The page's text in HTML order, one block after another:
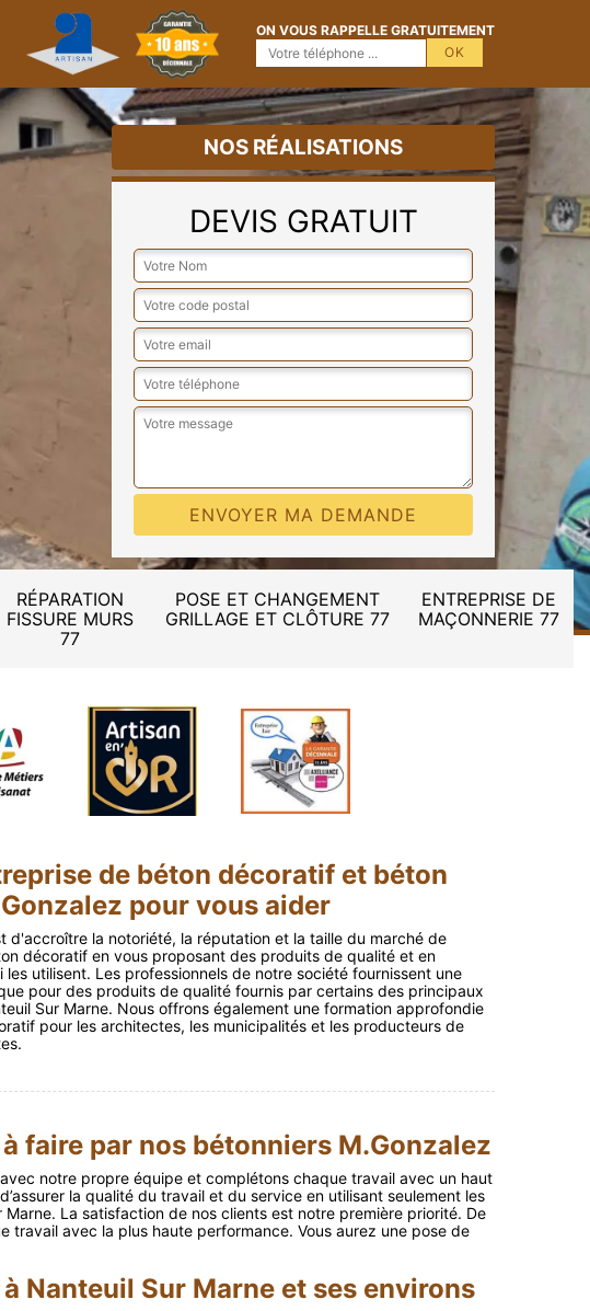
ON VOUS RAPPELLE GRATUITEMENT
NOS RÉALISATIONS
DEVIS GRATUIT
RÉPARATION
FISSURE MURS
77
POSE ET CHANGEMENT
GRILLAGE ET CLÔTURE 77
ENTREPRISE DE
MAÇONNERIE 77
de béton décoratif et béton
pour vous aider
d'accroître la notoriété, la réputation et la taille du marché de
décoratif en vous proposant des produits de qualité et en
utilisent. Les professionnels de notre société fournissent une
pour des produits de qualité fournis par certains des principaux
Sur Marne. Nous offrons également une formation approfondie
pour les architectes, les municipalités et les producteurs de
faire par nos bétonniers M.Gonzalez
notre propre équipe et complétons chaque travail avec un haut
la qualité du travail et du service en utilisant seulement les
La satisfaction de nos clients est notre première priorité. De
travail avec la plus haute performance. Vous aurez une pose de
Nanteuil Sur Marne et ses environs